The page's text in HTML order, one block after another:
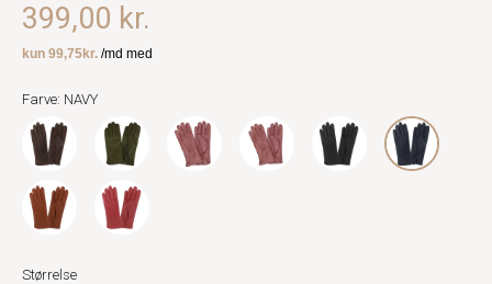
399,00 kr.
Farve: NAVY
Størrelse